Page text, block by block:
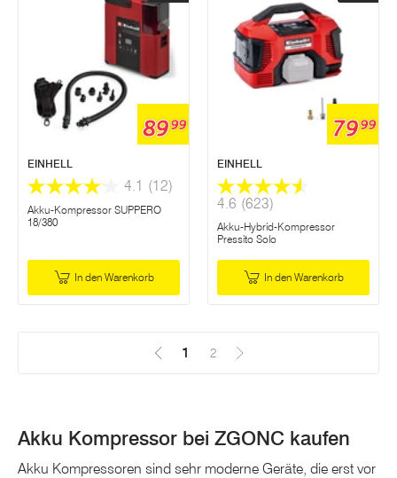
8999
EINHELL
4.1 (12)
Akku-Kompressor SUPPERO
18/380
In den Warenkorb
7999
EINHELL
4.6 (623)
Akku-Hybrid-Kompressor
Pressito Solo
In den Warenkorb
1 (Aktuell)
2
Akku Kompressor bei ZGONC kaufen
Akku Kompressoren sind sehr moderne Geräte, die erst vor